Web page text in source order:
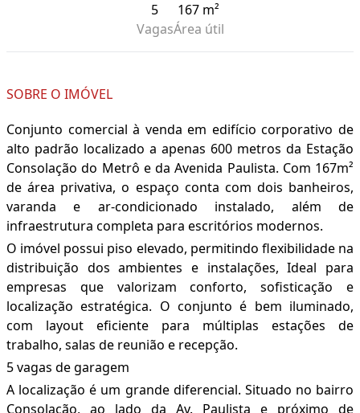
5
Vagas
167 m²
Área útil
SOBRE O IMÓVEL
Conjunto comercial à venda em edifício corporativo de
alto padrão localizado a apenas 600 metros da Estação
Consolação do Metrô e da Avenida Paulista. Com 167m²
de área privativa, o espaço conta com dois banheiros,
varanda e ar-condicionado instalado, além de
infraestrutura completa para escritórios modernos.
O imóvel possui piso elevado, permitindo flexibilidade na
distribuição dos ambientes e instalações, Ideal para
empresas que valorizam conforto, sofisticação e
localização estratégica. O conjunto é bem iluminado,
com layout eficiente para múltiplas estações de
trabalho, salas de reunião e recepção.
5 vagas de garagem
A localização é um grande diferencial. Situado no bairro
Consolação, ao lado da Av. Paulista e próximo de